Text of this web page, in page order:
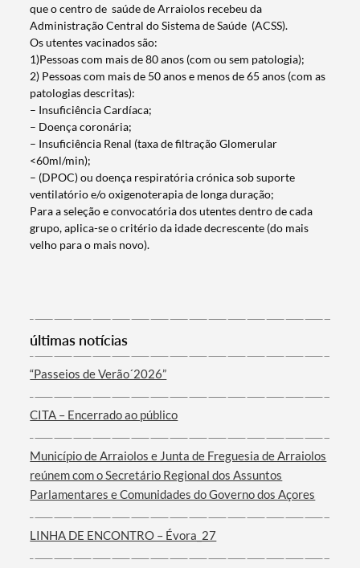
Termo de Pesquisa
Categorias gerais
Filtros
que o centro de saúde de Arraiolos recebeu da
Administração Central do Sistema de Saúde (ACSS).
Os utentes vacinados são:
1)Pessoas com mais de 80 anos (com ou sem patologia);
2) Pessoas com mais de 50 anos e menos de 65 anos (com as
patologias descritas):
– Insuficiência Cardíaca;
– Doença coronária;
– Insuficiência Renal (taxa de filtração Glomerular
<60ml/min);
– (DPOC) ou doença respiratória crónica sob suporte
ventilatório e/o oxigenoterapia de longa duração;
Para a seleção e convocatória dos utentes dentro de cada
grupo, aplica-se o critério da idade decrescente (do mais
velho para o mais novo).
últimas notícias
“Passeios de Verão´2026”
CITA – Encerrado ao público
Município de Arraiolos e Junta de Freguesia de Arraiolos
reúnem com o Secretário Regional dos Assuntos
Parlamentares e Comunidades do Governo dos Açores
LINHA DE ENCONTRO – Évora_27